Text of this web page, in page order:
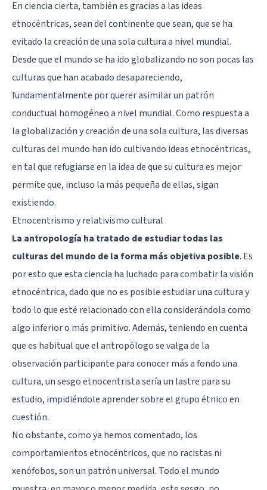
En ciencia cierta, también es gracias a las ideas
etnocéntricas, sean del continente que sean, que se ha
evitado la creación de una sola cultura a nivel mundial.
Desde que el mundo se ha ido globalizando no son pocas las
culturas que han acabado desapareciendo,
fundamentalmente por querer asimilar un patrón
conductual homogéneo a nivel mundial. Como respuesta a
la globalización y creación de una sola cultura, las diversas
culturas del mundo han ido cultivando ideas etnocéntricas,
en tal que refugiarse en la idea de que su cultura es mejor
permite que, incluso la más pequeña de ellas, sigan
existiendo.
Etnocentrismo y relativismo cultural
La antropología ha tratado de estudiar todas las
culturas del mundo de la forma más objetiva posible. Es
por esto que esta ciencia ha luchado para combatir la visión
etnocéntrica, dado que no es posible estudiar una cultura y
todo lo que esté relacionado con ella considerándola como
algo inferior o más primitivo. Además, teniendo en cuenta
que es habitual que el antropólogo se valga de la
observación participante para conocer más a fondo una
cultura, un sesgo etnocentrista sería un lastre para su
estudio, impidiéndole aprender sobre el grupo étnico en
cuestión.
No obstante, como ya hemos comentado, los
comportamientos etnocéntricos, que no racistas ni
xenófobos, son un patrón universal. Todo el mundo